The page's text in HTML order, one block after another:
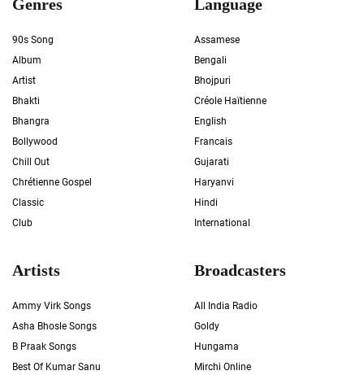
Genres
90s Song
Album
Artist
Bhakti
Bhangra
Bollywood
Chill Out
Chrétienne Gospel
Classic
Club
Language
Assamese
Bengali
Bhojpuri
Créole Haïtienne
English
Francais
Gujarati
Haryanvi
Hindi
International
Artists
Ammy Virk Songs
Asha Bhosle Songs
B Praak Songs
Best Of Kumar Sanu
Broadcasters
All India Radio
Goldy
Hungama
Mirchi Online